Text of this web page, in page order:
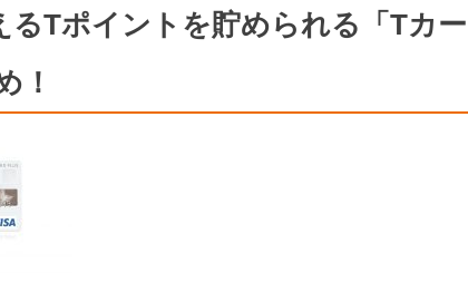
るTポイントを貯められる「Tカー
！